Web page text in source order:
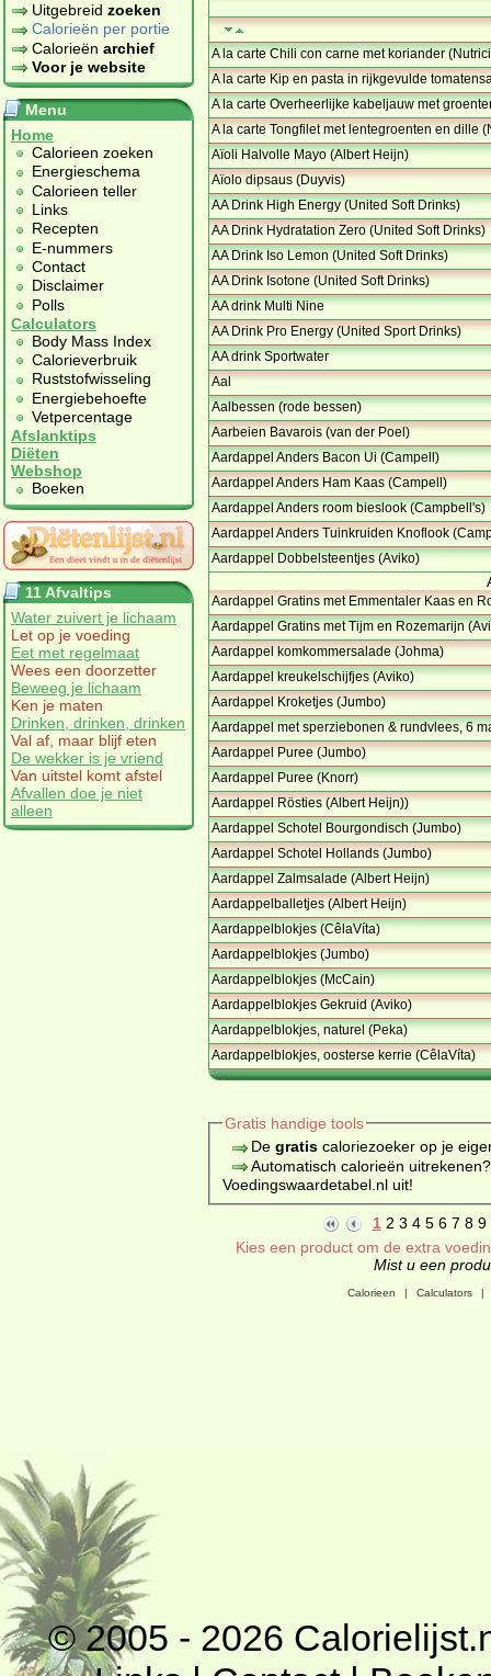
Uitgebreid zoeken
Calorieën per portie
Calorieën archief
Voor je website
Menu
Home
Calorieen zoeken
Energieschema
Calorieen teller
Links
Recepten
E-nummers
Contact
Disclaimer
Polls
Calculators
Body Mass Index
Calorieverbruik
Ruststofwisseling
Energiebehoefte
Vetpercentage
Afslanktips
Diëten
Webshop
Boeken
11 Afvaltips
Water zuivert je lichaam
Let op je voeding
Eet met regelmaat
Wees een doorzetter
Beweeg je lichaam
Ken je maten
Drinken, drinken, drinken
Val af, maar blijf eten
De wekker is je vriend
Van uitstel komt afstel
Afvallen doe je niet
alleen
A la carte Chili con carne met koriander
A la carte Kip en pasta in rijkgevulde
A la carte Overheerlijke kabeljauw met
A la carte Tongfilet met lentegroenten en dille
Aïoli Halvolle Mayo (Albert Heijn)
Aïolo dipsaus (Duyvis)
AA Drink High Energy (United Soft Drinks)
AA Drink Hydratation Zero (United Soft Drinks)
AA Drink Iso Lemon (United Soft Drinks)
AA Drink Isotone (United Soft Drinks)
AA drink Multi Nine
AA Drink Pro Energy (United Sport Drinks)
AA drink Sportwater
Aal
Aalbessen (rode bessen)
Aarbeien Bavarois (van der Poel)
Aardappel Anders Bacon Ui (Campell)
Aardappel Anders Ham Kaas (Campell)
Aardappel Anders room bieslook (Campbell's)
Aardappel Anders Tuinkruiden Knoflook
Aardappel Dobbelsteentjes (Aviko)
Aardappel Gratins met Emmentaler Kaas en
Aardappel Gratins met Tijm en Rozemarijn
Aardappel komkommersalade (Johma)
Aardappel kreukelschijfjes (Aviko)
Aardappel Kroketjes (Jumbo)
Aardappel met sperziebonen & rundvlees, 6
Aardappel Puree (Jumbo)
Aardappel Puree (Knorr)
Aardappel Rösties (Albert Heijn))
Aardappel Schotel Bourgondisch (Jumbo)
Aardappel Schotel Hollands (Jumbo)
Aardappel Zalmsalade (Albert Heijn)
Aardappelballetjes (Albert Heijn)
Aardappelblokjes (CêlaVíta)
Aardappelblokjes (Jumbo)
Aardappelblokjes (McCain)
Aardappelblokjes Gekruid (Aviko)
Aardappelblokjes, naturel (Peka)
Aardappelblokjes, oosterse kerrie (CêlaVíta)
Gratis handige tools
De gratiscaloriezoeker op je
Automatisch calorieën
Voedingswaardetabel.nl uit!
1 2 3 4 5 6 7 8 9
Kies een product om de extra
Mist u een
Calorieen | Calculators |
© 2005 - 2026